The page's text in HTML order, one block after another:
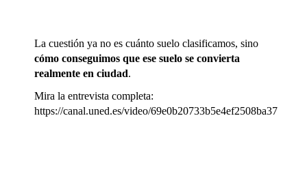
cómo conseguimos que ese suelo se convierta
realmente en ciudad.
Mira la entrevista completa:
https://canal.uned.es/video/69e0b20733b5e4ef2508ba37